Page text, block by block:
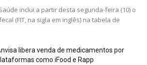
inclui a partir desta segunda-feira (10) o
(FIT, na sigla em inglês) na tabela de
libera venda de medicamentos por
como iFood e Rapp